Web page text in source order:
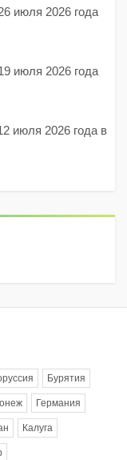
июля 2026 года
июля 2026 года
июля 2026 года в
Бурятия
Германия
Калуга